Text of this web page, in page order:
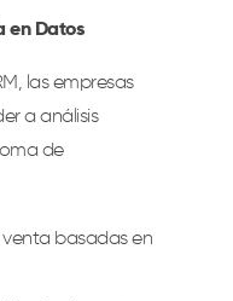
en Datos
las empresas
a análisis
de
basadas en